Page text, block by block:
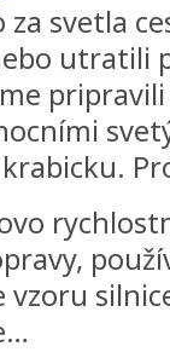
svetla
utratili